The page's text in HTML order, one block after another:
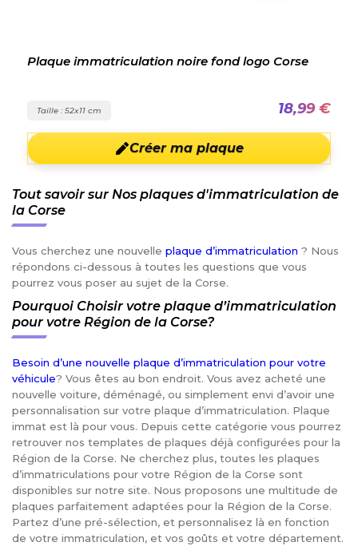
Plaque immatriculation noire fond logo Corse
Taille : 52x11 cm 18,99 €
Créer ma plaque
Tout savoir sur Nos plaques d'immatriculation de
la Corse
Vous cherchez une nouvelle plaque d’immatriculation ? Nous
répondons ci-dessous à toutes les questions que vous
pourrez vous poser au sujet de la Corse.
Pourquoi Choisir votre plaque d’immatriculation
pour votre Région de la Corse?
Besoin d’une nouvelle plaque d’immatriculation pour votre
véhicule? Vous êtes au bon endroit. Vous avez acheté une
nouvelle voiture, déménagé, ou simplement envi d’avoir une
personnalisation sur votre plaque d’immatriculation. Plaque
immat est là pour vous. Depuis cette catégorie vous pourrez
retrouver nos templates de plaques déjà configurées pour la
Région de la Corse. Ne cherchez plus, toutes les plaques
d’immatriculations pour votre Région de la Corse sont
disponibles sur notre site. Nous proposons une multitude de
plaques parfaitement adaptées pour la Région de la Corse.
Partez d’une pré-sélection, et personnalisez là en fonction
de votre immatriculation, et vos goûts et votre département.